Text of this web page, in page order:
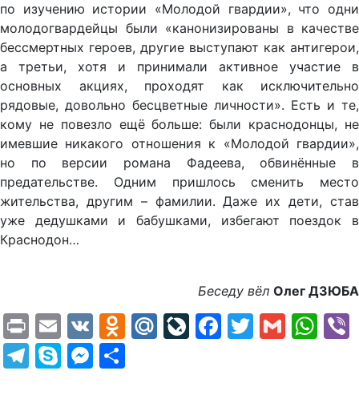
по изучению истории «Молодой гвардии», что одни
молодогвардейцы были «канонизированы в качестве
бессмертных героев, другие выступают как антиге­рои,
а третьи, хотя и принимали активное участие в
основных акциях, проходят как исключительно
рядовые, довольно бес­цветные личности». Есть и те,
кому не повезло ещё больше: были краснодонцы, не
имевшие никакого отношения к «Молодой гвардии»,
но по версии романа Фадеева, обвинённые в
предательстве. Одним пришлось сменить место
жительства, другим – фамилии. Даже их дети, став
уже дедушками и бабушками, избегают поездок в
Краснодон…
Беседу вёл Олег ДЗЮБА
PrintEmail
VK Odnoklassniki
Mail.Ru
LiveJournal
Facebook
Twitter
Gmail
Telegram
SkypeMessenger